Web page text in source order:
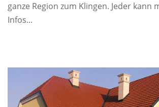
ganze Region zum Klingen. Jeder kann
Infos...